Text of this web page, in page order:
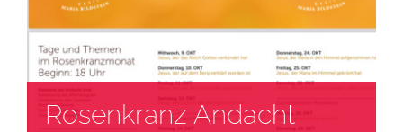
Rosenkranz Andacht